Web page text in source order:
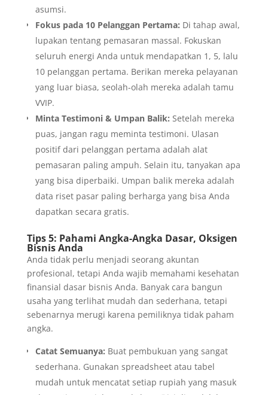
asumsi.
Fokus pada 10 Pelanggan Pertama: Di tahap awal,
lupakan tentang pemasaran massal. Fokuskan
seluruh energi Anda untuk mendapatkan 1, 5, lalu
10 pelanggan pertama. Berikan mereka pelayanan
yang luar biasa, seolah-olah mereka adalah tamu
VVIP.
Minta Testimoni & Umpan Balik: Setelah mereka
puas, jangan ragu meminta testimoni. Ulasan
positif dari pelanggan pertama adalah alat
pemasaran paling ampuh. Selain itu, tanyakan apa
yang bisa diperbaiki. Umpan balik mereka adalah
data riset pasar paling berharga yang bisa Anda
dapatkan secara gratis.
Tips 5: Pahami Angka-Angka Dasar, Oksigen
Bisnis Anda
Anda tidak perlu menjadi seorang akuntan
profesional, tetapi Anda wajib memahami kesehatan
finansial dasar bisnis Anda. Banyak cara bangun
usaha yang terlihat mudah dan sederhana, tetapi
sebenarnya merugi karena pemiliknya tidak paham
angka.
Catat Semuanya: Buat pembukuan yang sangat
sederhana. Gunakan spreadsheet atau tabel
mudah untuk mencatat setiap rupiah yang masuk